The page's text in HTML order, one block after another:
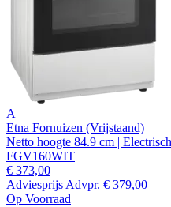
A
Etna Fornuizen (Vrijstaand)
Netto hoogte 84.9 cm |
FGV160WIT
€ 373,00
Adviesprijs Advpr. € 379,00
Op Voorraad